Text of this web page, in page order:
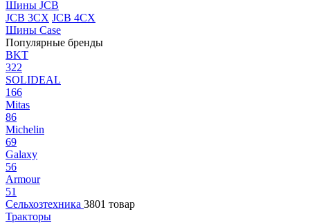
Шины JCB
JCB 3CX JCB 4CX
Шины Case
Популярные бренды
BKT
322
SOLIDEAL
166
Mitas
86
Michelin
69
Galaxy
56
Armour
51
Сельхозтехника 3801 товар
Тракторы